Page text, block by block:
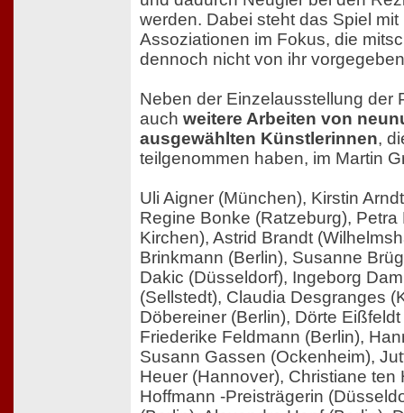
werden. Dabei steht das Spiel mit
Assoziationen im Fokus, die
dennoch nicht von ihr
Neben der Einzelausstellung der
auch weitere Arbeiten von
ausgewählten Künstlerinnen,
teilgenommen haben, im Martin
Uli Aigner (München), Kirstin
Regine Bonke (Ratzeburg), Petra
Kirchen), Astrid Brandt
Brinkmann (Berlin), Susanne
Dakic (Düsseldorf), Ingeborg
(Sellstedt), Claudia Desgranges
Döbereiner (Berlin), Dörte
Friederike Feldmann (Berlin),
Susann Gassen (Ockenheim),
Heuer (Hannover), Christiane ten
Hoffmann -Preisträgerin